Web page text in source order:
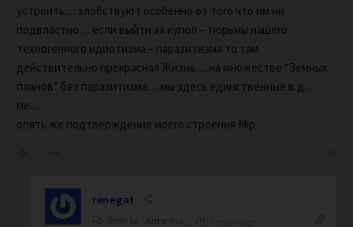
устроить… злобствуют особенно от того что им ни
подвластно… если выйти за купол – тюрьмы нашего
техногенного идиотизма – паразитизма то там
действительно прекрасная Жизнь… на множестве “Земных
планов” без паразитизма… мы здесь единственные в д…
ме…
опять же подтверждение моего строения Мірѣ
renegat
_Antonina_